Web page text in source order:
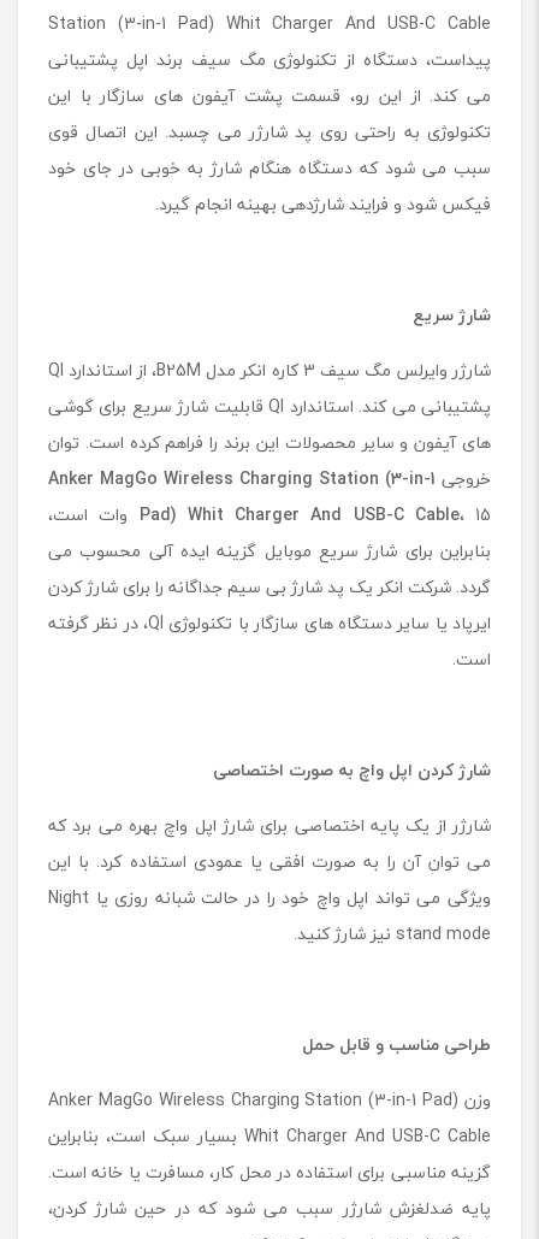
Station (3-in-1 Pad) Whit Charger And USB-C Cable
پیداست، دستگاه از تکنولوژی مگ سیف برند اپل پشتیبانی
می کند. از این رو، قسمت پشت آیفون های سازگار با این
تکنولوژی به راحتی روی پد شارژر می چسبد. این اتصال قوی
سبب می شود که دستگاه هنگام شارژ به خوبی در جای خود
فیکس شود و فرایند شارژدهی بهینه انجام گیرد.
شارژ سریع
شارژر وایرلس مگ سیف 3 کاره انکر مدل B25M، از استاندارد QI
پشتیبانی می کند. استاندارد QI قابلیت شارژ سریع برای گوشی
های آیفون و سایر محصولات این برند را فراهم کرده است. توان
خروجی Anker MagGo Wireless Charging Station (3-in-1
Pad) Whit Charger And USB-C Cable ، 15 وات است،
بنابراین برای شارژ سریع موبایل گزینه ایده آلی محسوب می
گردد. شرکت انکر یک پد شارژ بی سیم جداگانه را برای شارژ کردن
ایرپاد یا سایر دستگاه های سازگار با تکنولوژی QI، در نظر گرفته
است.
شارژ کردن اپل واچ به صورت اختصاصی
شارژر از یک پایه اختصاصی برای شارژ اپل واچ بهره می برد که
می توان آن را به صورت افقی یا عمودی استفاده کرد. با این
ویژگی می تواند اپل واچ خود را در حالت شبانه روزی یا Night
stand mode نیز شارژ کنید.
طراحی مناسب و قابل حمل
وزن Anker MagGo Wireless Charging Station (3-in-1 Pad)
Whit Charger And USB-C Cable بسیار سبک است، بنابراین
گزینه مناسبی برای استفاده در محل کار، مسافرت یا خانه است.
پایه ضدلغزش شارژر سبب می شود که در حین شارژ کردن،